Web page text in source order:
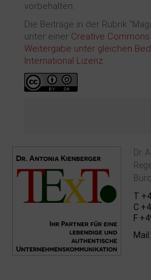
vorbehalten.
Die Beiträge in der Rubrik
unter einer Creative
Weitergabe unter gleichen
International Lizenz
Dr.
T
C
F
Mail: